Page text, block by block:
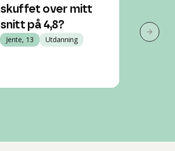
skuffet over mitt
snitt på 4,8?
Jente, 13 Utdanning
Jente, 15
Neste